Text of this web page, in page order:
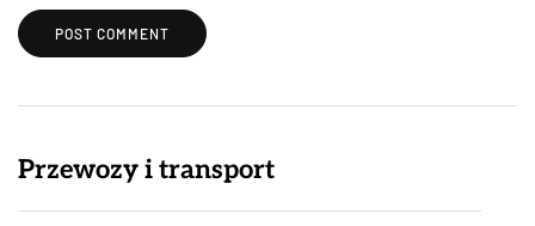
Przewozy i transport